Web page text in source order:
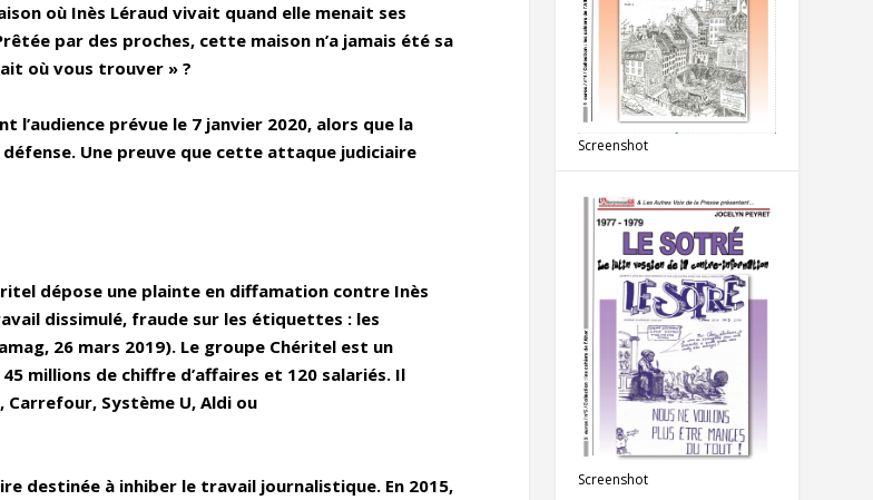
où Inès Léraud vivait quand elle menait ses
par des proches, cette maison n’a jamais été sa
où vous trouver » ?
l’audience prévue le 7 janvier 2020, alors que la
Une preuve que cette attaque judiciaire
dépose une plainte en diffamation contre Inès
dissimulé, fraude sur les étiquettes : les
26 mars 2019). Le groupe Chéritel est un
millions de chiffre d’affaires et 120 salariés. Il
Carrefour, Système U, Aldi ou
destinée à inhiber le travail journalistique. En 2015,
Screenshot
Screenshot